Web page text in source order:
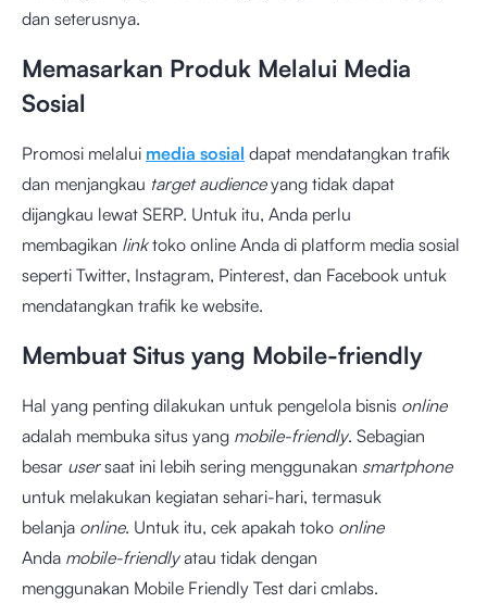
dan seterusnya.
Memasarkan Produk Melalui Media
Sosial
Promosi melalui media sosial dapat mendatangkan trafik
dan menjangkau target audienceyang tidak dapat
dijangkau lewat SERP. Untuk itu, Anda perlu
membagikan linktoko online Anda di platform media sosial
seperti Twitter, Instagram, Pinterest, dan Facebook untuk
mendatangkan trafik ke website.
Membuat Situs yang Mobile-friendly
Hal yang penting dilakukan untuk pengelola bisnis online
adalah membuka situs yang mobile-friendly. Sebagian
besar usersaat ini lebih sering menggunakan smartphone
untuk melakukan kegiatan sehari-hari, termasuk
belanja online. Untuk itu, cek apakah toko online
Anda mobile-friendlyatau tidak dengan
menggunakan Mobile Friendly Test dari cmlabs.